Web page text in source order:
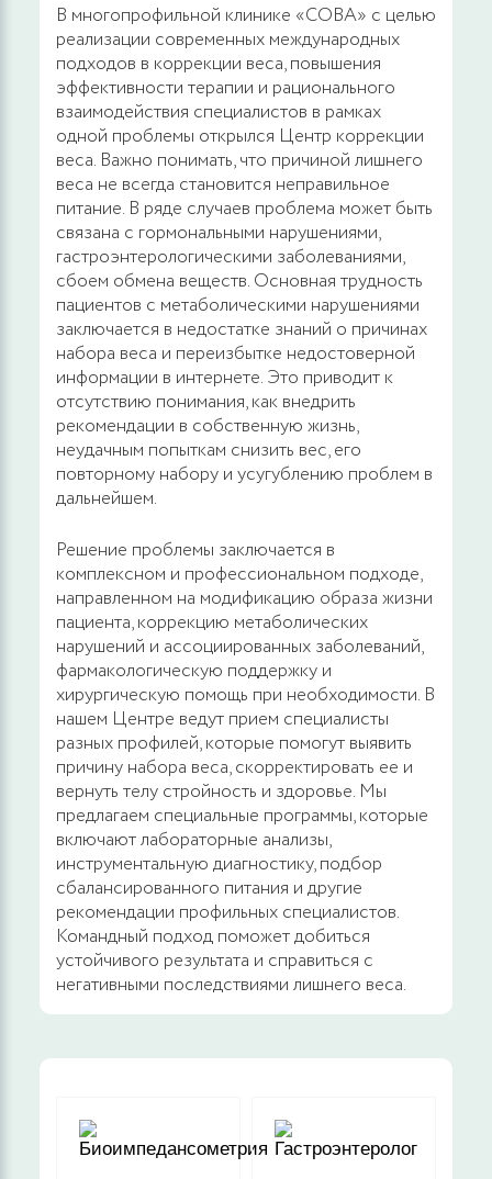
В многопрофильной клинике «СОВА» с целью
реализации современных международных
подходов в коррекции веса, повышения
эффективности терапии и рационального
взаимодействия специалистов в рамках
одной проблемы открылся Центр коррекции
веса. Важно понимать, что причиной лишнего
веса не всегда становится неправильное
питание. В ряде случаев проблема может быть
связана с гормональными нарушениями,
гастроэнтерологическими заболеваниями,
сбоем обмена веществ. Основная трудность
пациентов с метаболическими нарушениями
заключается в недостатке знаний о причинах
набора веса и переизбытке недостоверной
информации в интернете. Это приводит к
отсутствию понимания, как внедрить
рекомендации в собственную жизнь,
неудачным попыткам снизить вес, его
повторному набору и усугублению проблем в
дальнейшем.
Решение проблемы заключается в
комплексном и профессиональном подходе,
направленном на модификацию образа жизни
пациента, коррекцию метаболических
нарушений и ассоциированных заболеваний,
фармакологическую поддержку и
хирургическую помощь при необходимости. В
нашем Центре ведут прием специалисты
разных профилей, которые помогут выявить
причину набора веса, скорректировать ее и
вернуть телу стройность и здоровье. Мы
предлагаем специальные программы, которые
включают лабораторные анализы,
инструментальную диагностику, подбор
сбалансированного питания и другие
рекомендации профильных специалистов.
Командный подход поможет добиться
устойчивого результата и справиться с
негативными последствиями лишнего веса.